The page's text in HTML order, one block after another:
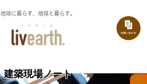
地球に暮らす、地球と暮らす。
建築現場ノート